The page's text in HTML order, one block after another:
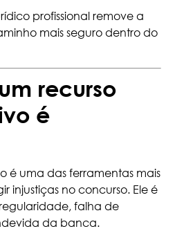
profissional remove a
mais seguro dentro do
recurso
é
é uma das ferramentas mais
injustiças no concurso. Ele é
falha de
da banca.